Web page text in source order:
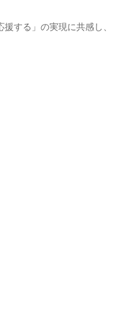
する」の実現に共感し、